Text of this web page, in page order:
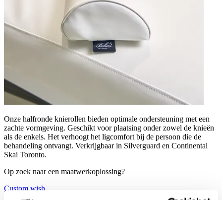
Onze halfronde knierollen bieden optimale ondersteuning met een
zachte vormgeving. Geschikt voor plaatsing onder zowel de knieën
als de enkels. Het verhoogt het ligcomfort bij de persoon die de
behandeling ontvangt. Verkrijgbaar in Silverguard en Continental
Skai Toronto.
Op zoek naar een maatwerkoplossing?
Custom wish